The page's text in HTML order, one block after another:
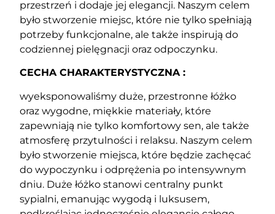
przestrzeń i dodaje jej elegancji. Naszym celem
było stworzenie miejsc, które nie tylko spełniają
potrzeby funkcjonalne, ale także inspirują do
codziennej pielęgnacji oraz odpoczynku.
CECHA CHARAKTERYSTYCZNA :
wyeksponowaliśmy duże, przestronne łóżko
oraz wygodne, miękkie materiały, które
zapewniają nie tylko komfortowy sen, ale także
atmosferę przytulności i relaksu. Naszym celem
było stworzenie miejsca, które będzie zachęcać
do wypoczynku i odprężenia po intensywnym
dniu. Duże łóżko stanowi centralny punkt
sypialni, emanując wygodą i luksusem,